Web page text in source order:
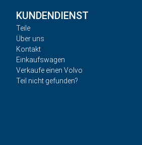
KUNDENDIENST
Teile
Über uns
Kontakt
Einkaufswagen
Verkaufe einen Volvo
Teil nicht gefunden?